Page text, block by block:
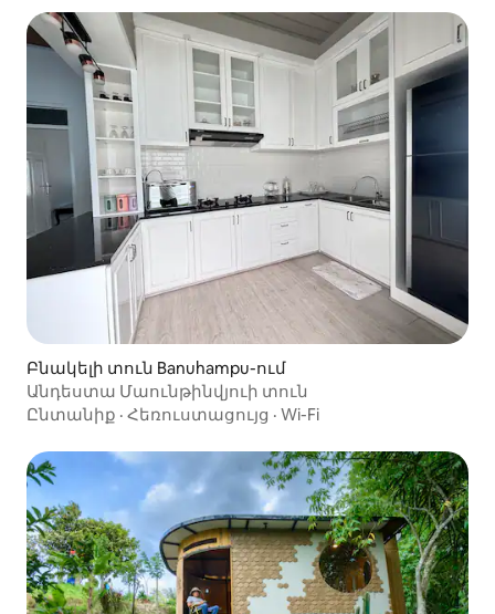
Բնակելի տուն Banuhampu-ում
Անդեստա Մաունթինվյուի տուն
Ընտանիք · Հեռուստացույց · Wi-Fi